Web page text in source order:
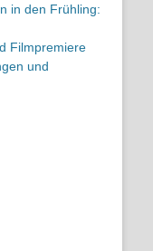
in den Frühling:
Filmpremiere
und